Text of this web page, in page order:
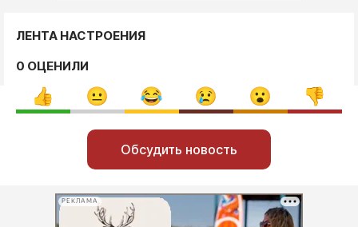
ЛЕНТА НАСТРОЕНИЯ
0 ОЦЕНИЛИ
Обсудить новость
РЕКЛАМА